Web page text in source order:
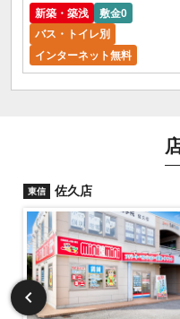
新築・築浅
敷金0
バス・トイレ別
インターネット無料
東信 佐久店